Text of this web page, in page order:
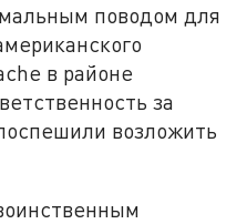
поводом для
в районе
за
возложить